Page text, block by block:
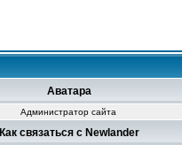
Аватара
Администратор сайта
Как связаться с Newlander